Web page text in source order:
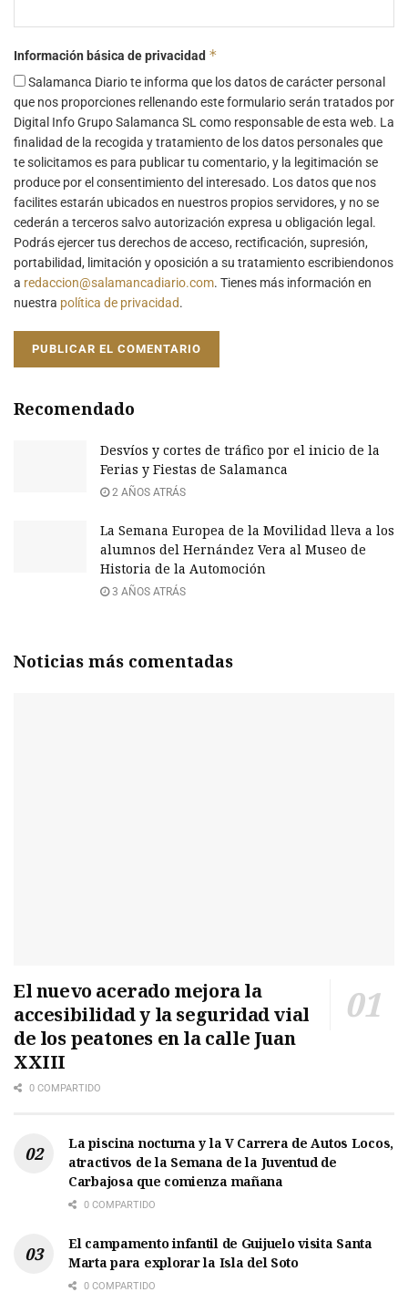
Información básica de privacidad *
Salamanca Diario te informa que los datos de carácter personal
que nos proporciones rellenando este formulario serán tratados por
Digital Info Grupo Salamanca SL como responsable de esta web. La
finalidad de la recogida y tratamiento de los datos personales que
te solicitamos es para publicar tu comentario, y la legitimación se
produce por el consentimiento del interesado. Los datos que nos
facilites estarán ubicados en nuestros propios servidores, y no se
cederán a terceros salvo autorización expresa u obligación legal.
Podrás ejercer tus derechos de acceso, rectificación, supresión,
portabilidad, limitación y oposición a su tratamiento escribiendonos
a redaccion@salamancadiario.com. Tienes más información en
nuestra política de privacidad.
Recomendado
Desvíos y cortes de tráfico por el inicio de la
Ferias y Fiestas de Salamanca
2 AÑOS ATRÁS
La Semana Europea de la Movilidad lleva a los
alumnos del Hernández Vera al Museo de
Historia de la Automoción
3 AÑOS ATRÁS
Noticias más comentadas
El nuevo acerado mejora la
accesibilidad y la seguridad vial
de los peatones en la calle Juan
XXIII
0 COMPARTIDO
La piscina nocturna y la V Carrera de Autos Locos,
atractivos de la Semana de la Juventud de
Carbajosa que comienza mañana
0 COMPARTIDO
El campamento infantil de Guijuelo visita Santa
Marta para explorar la Isla del Soto
0 COMPARTIDO